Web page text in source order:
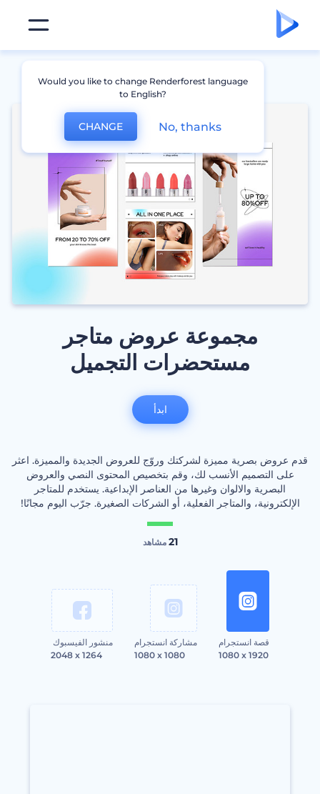
مجموعة عروض متاجر
مستحضرات التجميل
قدم عروض بصرية مميزة لشركتك وروّج للعروض الجديدة والمميزة. اعثر
على التصميم الأنسب لك، وقم بتخصيص المحتوى النصي والعروض
البصرية والالوان وغيرها من العناصر الإبداعية. يستخدم للمتاجر
الإلكترونية، والمتاجر الفعلية، أو الشركات الصغيرة. جرّب اليوم مجانًا!
21 مشاهد
قصة انستجرام
1080 x 1920
مشاركة انستجرام
1080 x 1080
منشور الفيسبوك
2048 x 1264
ابدأ
Would you like to change Renderforest language
to English?
CHANGE No, thanks